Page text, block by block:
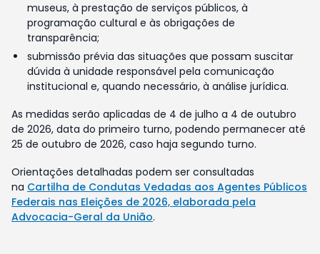
museus, à prestação de serviços públicos, à
programação cultural e às obrigações de
transparência;
submissão prévia das situações que possam suscitar
dúvida à unidade responsável pela comunicação
institucional e, quando necessário, à análise jurídica.
As medidas serão aplicadas de 4 de julho a 4 de outubro
de 2026, data do primeiro turno, podendo permanecer até
25 de outubro de 2026, caso haja segundo turno.
Orientações detalhadas podem ser consultadas
na Cartilha de Condutas Vedadas aos Agentes Públicos
Federais nas Eleições de 2026, elaborada pela
Advocacia-Geral da União.